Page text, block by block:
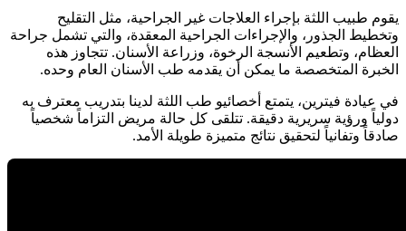
يقوم طبيب اللثة بإجراء العلاجات غير الجراحية، مثل التقليح
وتخطيط الجذور، والإجراءات الجراحية المعقدة، والتي تشمل جراحة
العظام، وتطعيم الأنسجة الرخوة، وزراعة الأسنان. تتجاوز هذه
الخبرة المتخصصة ما يمكن أن يقدمه طب الأسنان العام وحده.
في عيادة فيترين، يتمتع أخصائيو طب اللثة لدينا بتدريب معترف به
دولياً ورؤية سريرية دقيقة. تتلقى كل حالة مريض التزاماً شخصياً
صادقاً وتفانياً لتحقيق نتائج متميزة طويلة الأمد.